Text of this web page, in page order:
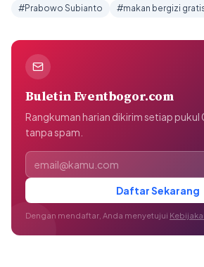
#Prabowo Subianto
#makan bergizi
Buletin Eventbogor.com
Rangkuman harian dikirim setiap pukul
tanpa spam.
Alamat email
Daftar Sekarang
Dengan mendaftar, Anda menyetujui